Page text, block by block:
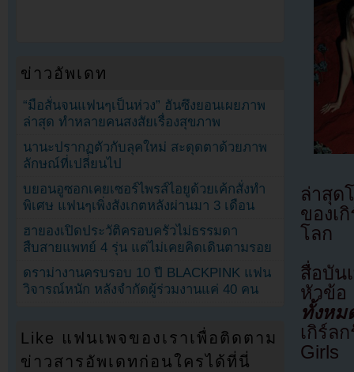
ล่าสุด
ของเ
โลก
สื่อบั
หัวข้อ
ทั้งหม
เกิร์ล
Girls
ข่าวอัพเดท
“มือสั่นจนแฟนๆเป็นห่วง” ฮันซึงยอนเผยภาพ
ล่าสุด ทำหลายคนสงสัยเรื่องสุขภาพ
นานะปรากฏตัวกับลุคใหม่ สะดุดตาด้วยภาพ
ลักษณ์ที่เปลี่ยนไป
บยอนอูซอกเคยเซอร์ไพรส์ไอยูด้วยเค้กสั่งทำ
พิเศษ แฟนๆเพิ่งสังเกตหลังผ่านมา 3 เดือน
ฮายองเปิดประวัติครอบครัวไม่ธรรมดา
สืบสายแพทย์ 4 รุ่น แต่ไม่เคยคิดเดินตามรอย
ดราม่างานครบรอบ 10 ปี BLACKPINK แฟน
วิจารณ์หนัก หลังจำกัดผู้ร่วมงานแค่ 40 คน
Like แฟนเพจของเราเพื่อติดตาม
ข่าวสารอัพเดทก่อนใครได้ที่นี่